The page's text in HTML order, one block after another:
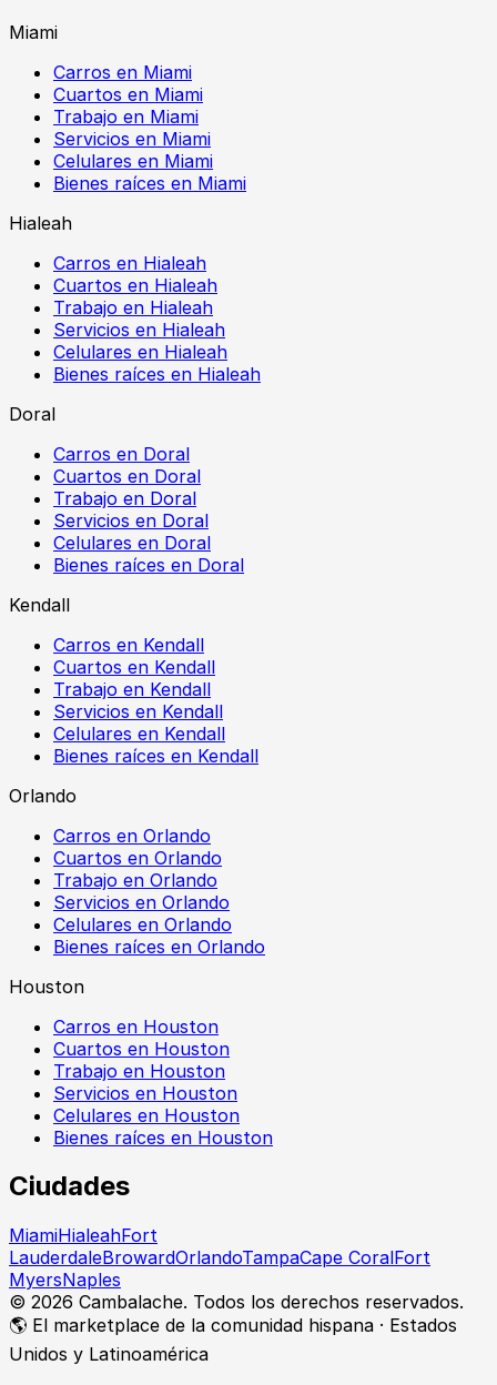
Miami
Carros en Miami
Cuartos en Miami
Trabajo en Miami
Servicios en Miami
Celulares en Miami
Bienes raíces en Miami
Hialeah
Carros en Hialeah
Cuartos en Hialeah
Trabajo en Hialeah
Servicios en Hialeah
Celulares en Hialeah
Bienes raíces en Hialeah
Doral
Carros en Doral
Cuartos en Doral
Trabajo en Doral
Servicios en Doral
Celulares en Doral
Bienes raíces en Doral
Kendall
Carros en Kendall
Cuartos en Kendall
Trabajo en Kendall
Servicios en Kendall
Celulares en Kendall
Bienes raíces en Kendall
Orlando
Carros en Orlando
Cuartos en Orlando
Trabajo en Orlando
Servicios en Orlando
Celulares en Orlando
Bienes raíces en Orlando
Houston
Carros en Houston
Cuartos en Houston
Trabajo en Houston
Servicios en Houston
Celulares en Houston
Bienes raíces en Houston
Ciudades
MiamiHialeahFort
LauderdaleBrowardOrlandoTampaCape CoralFort
MyersNaples
© 2026 Cambalache. Todos los derechos reservados.
🌎 El marketplace de la comunidad hispana · Estados
Unidos y Latinoamérica